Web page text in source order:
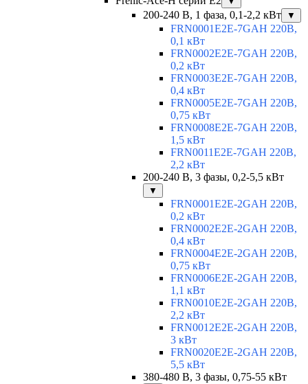
200-240 В, 1 фаза, 0,1-2,2 кВт ▼
FRN0001E2E-7GAH 220В,
0,1 кВт
FRN0002E2E-7GAH 220В,
0,2 кВт
FRN0003E2E-7GAH 220В,
0,4 кВт
FRN0005E2E-7GAH 220В,
0,75 кВт
FRN0008E2E-7GAH 220В,
1,5 кВт
FRN0011E2E-7GAH 220В,
2,2 кВт
200-240 В, 3 фазы, 0,2-5,5 кВт
▼
FRN0001E2E-2GAH 220В,
0,2 кВт
FRN0002E2E-2GAH 220В,
0,4 кВт
FRN0004E2E-2GAH 220В,
0,75 кВт
FRN0006E2E-2GAH 220В,
1,1 кВт
FRN0010E2E-2GAH 220В,
2,2 кВт
FRN0012E2E-2GAH 220В,
3 кВт
FRN0020E2E-2GAH 220В,
5,5 кВт
380-480 В, 3 фазы, 0,75-55 кВт